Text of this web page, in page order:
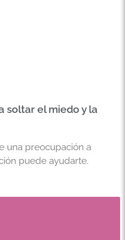
soltar el miedo y la
una preocupación a
puede ayudarte.